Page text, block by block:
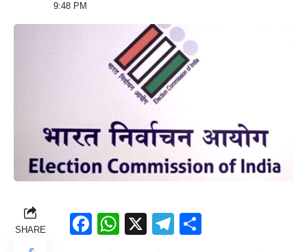
9:48 PM
SHARE Facebook
WhatsApp
X Telegram